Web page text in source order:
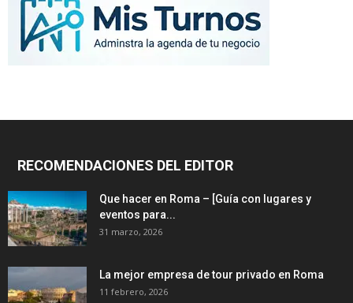
RECOMENDACIONES DEL EDITOR
Que hacer en Roma – [Guía con lugares y
eventos para...
31 marzo, 2026
La mejor empresa de tour privado en Roma
11 febrero, 2026